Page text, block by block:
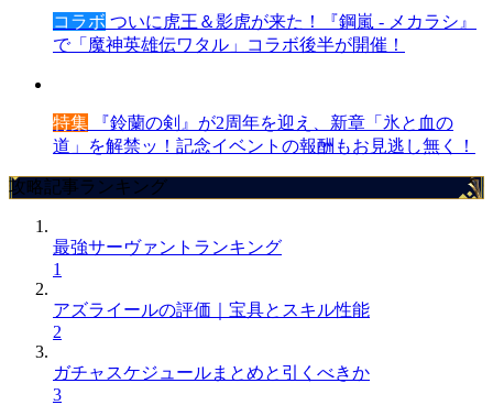
コラボ ついに虎王＆影虎が来た！『鋼嵐 - メカラシ』
で「魔神英雄伝ワタル」コラボ後半が開催！
特集 『鈴蘭の剣』が2周年を迎え、新章「氷と血の
道」を解禁ッ！記念イベントの報酬もお見逃し無く！
攻略記事ランキング
最強サーヴァントランキング
1
アズライールの評価｜宝具とスキル性能
2
ガチャスケジュールまとめと引くべきか
3